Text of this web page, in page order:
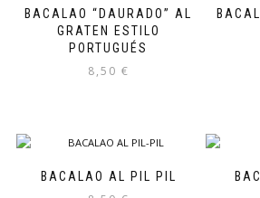
BACALAO “DAURADO” AL
GRATEN ESTILO
PORTUGUÉS
8,50 €
BACALAO AL PIL PIL